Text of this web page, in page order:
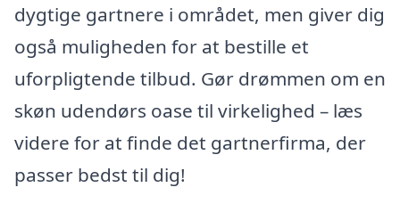
dygtige gartnere i området, men giver dig
også muligheden for at bestille et
uforpligtende tilbud. Gør drømmen om en
skøn udendørs oase til virkelighed – læs
videre for at finde det gartnerfirma, der
passer bedst til dig!